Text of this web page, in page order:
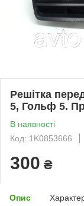
Решітка
5, Гольф 5.
В наявності
Код: 1K0853666
300 ₴
Опис